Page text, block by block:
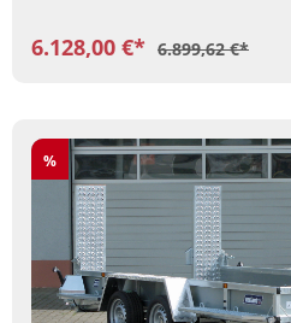
6.128,00 €* 6.899,62 €*
Rabatt
%